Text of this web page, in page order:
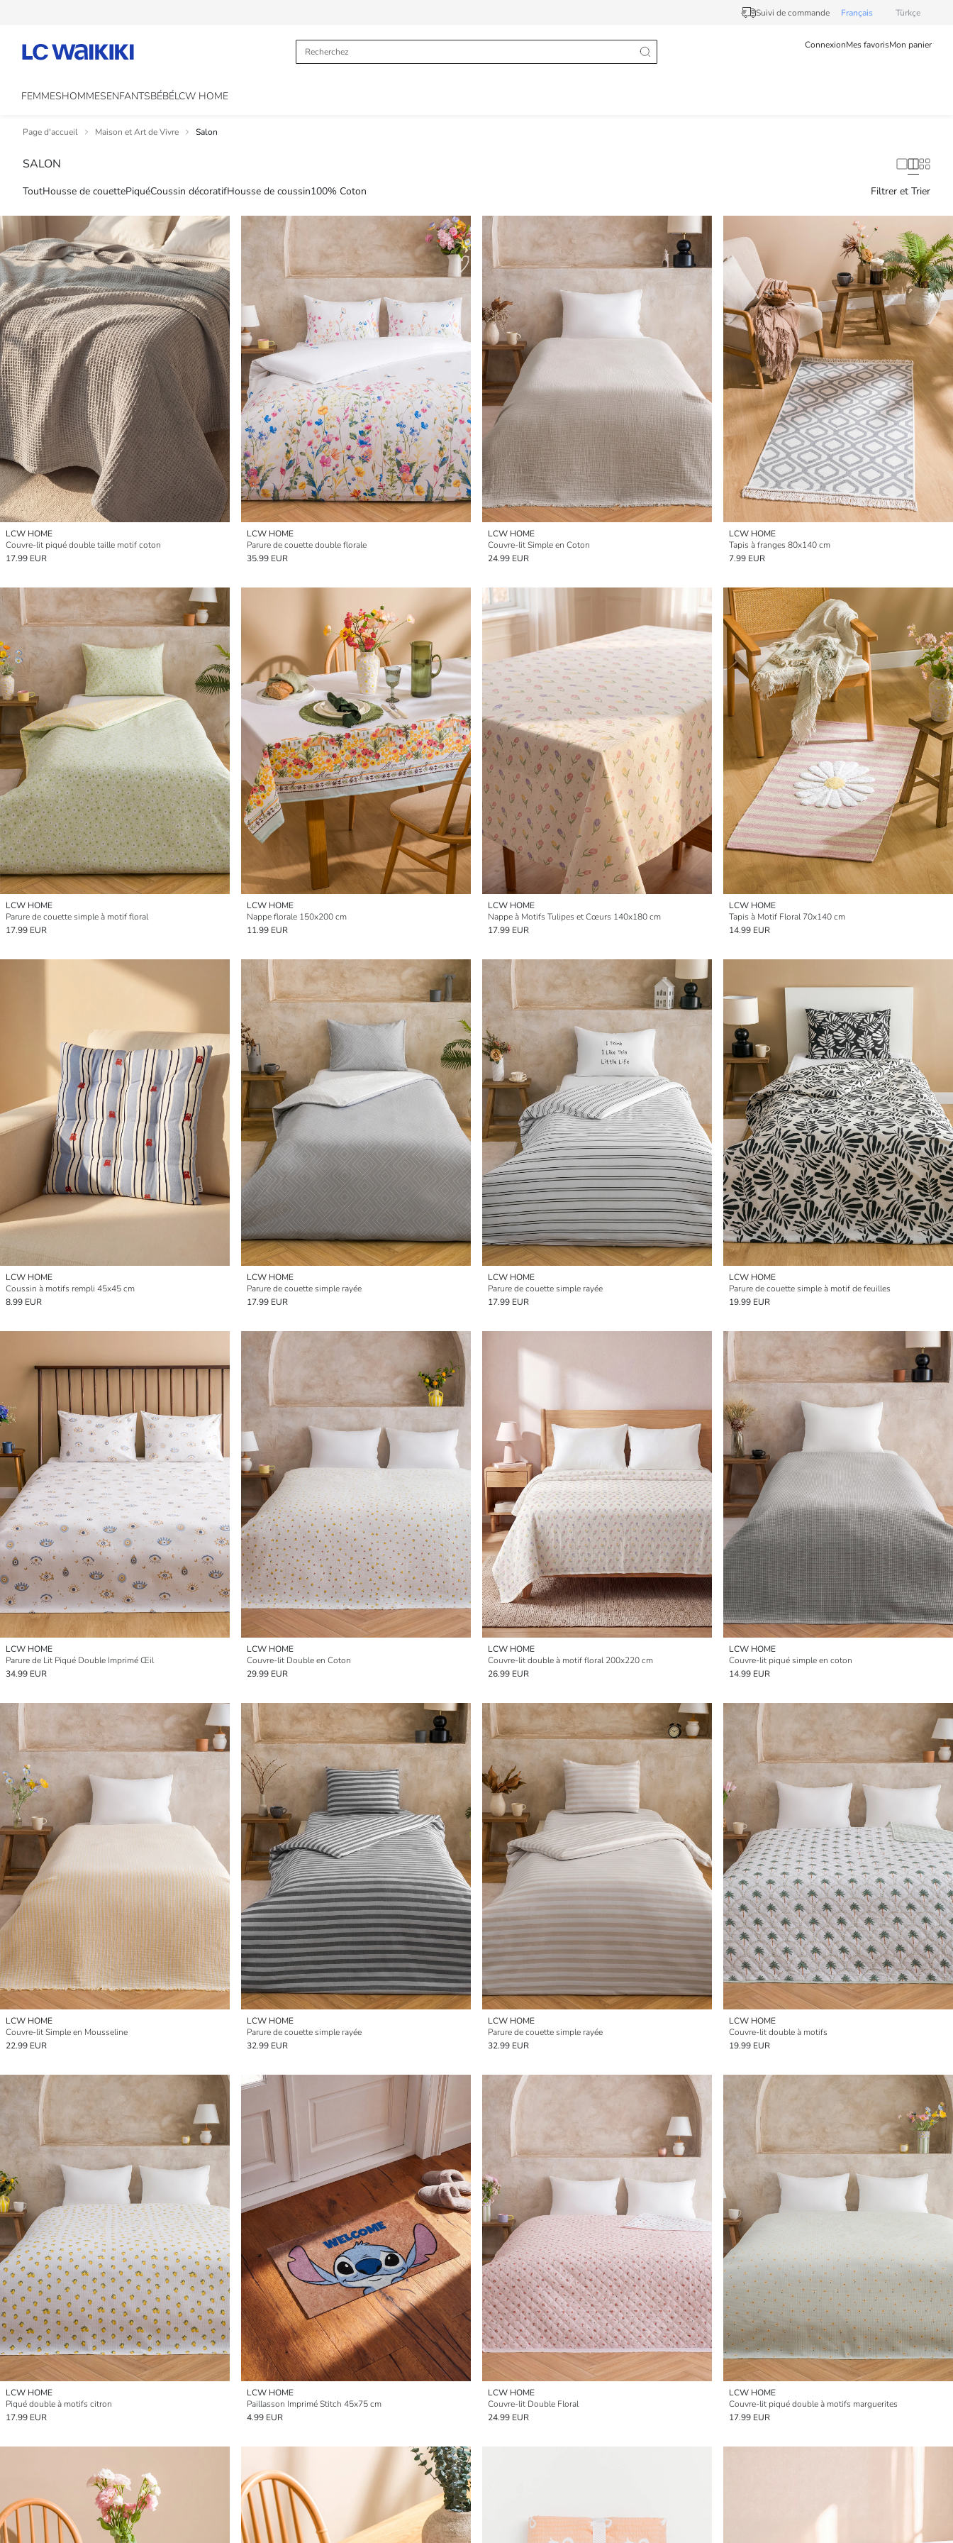
Suivi de commande Français Türkçe
ConnexionMes favorisMon panier
FEMMESHOMMESENFANTSBÉBÉLCW HOME
Page d'accueil Maison et Art de Vivre Salon
SALON
ToutHousse de couettePiquéCoussin décoratifHousse de coussin100% Coton Filtrer et Trier
LCW HOME
Couvre-lit piqué double taille motif coton
17.99 EUR
LCW HOME
Parure de couette double florale
35.99 EUR
LCW HOME
Couvre-lit Simple en Coton
24.99 EUR
LCW HOME
Tapis à franges 80x140 cm
7.99 EUR
LCW HOME
Parure de couette simple à motif floral
17.99 EUR
LCW HOME
Nappe florale 150x200 cm
11.99 EUR
LCW HOME
Nappe à Motifs Tulipes et Cœurs 140x180 cm
17.99 EUR
LCW HOME
Tapis à Motif Floral 70x140 cm
14.99 EUR
LCW HOME
Coussin à motifs rempli 45x45 cm
8.99 EUR
LCW HOME
Parure de couette simple rayée
17.99 EUR
LCW HOME
Parure de couette simple rayée
17.99 EUR
LCW HOME
Parure de couette simple à motif de feuilles
19.99 EUR
LCW HOME
Parure de Lit Piqué Double Imprimé Œil
34.99 EUR
LCW HOME
Couvre-lit Double en Coton
29.99 EUR
LCW HOME
Couvre-lit double à motif floral 200x220 cm
26.99 EUR
LCW HOME
Couvre-lit piqué simple en coton
14.99 EUR
LCW HOME
Couvre-lit Simple en Mousseline
22.99 EUR
LCW HOME
Parure de couette simple rayée
32.99 EUR
LCW HOME
Parure de couette simple rayée
32.99 EUR
LCW HOME
Couvre-lit double à motifs
19.99 EUR
LCW HOME
Piqué double à motifs citron
17.99 EUR
LCW HOME
Paillasson Imprimé Stitch 45x75 cm
4.99 EUR
LCW HOME
Couvre-lit Double Floral
24.99 EUR
LCW HOME
Couvre-lit piqué double à motifs marguerites
17.99 EUR